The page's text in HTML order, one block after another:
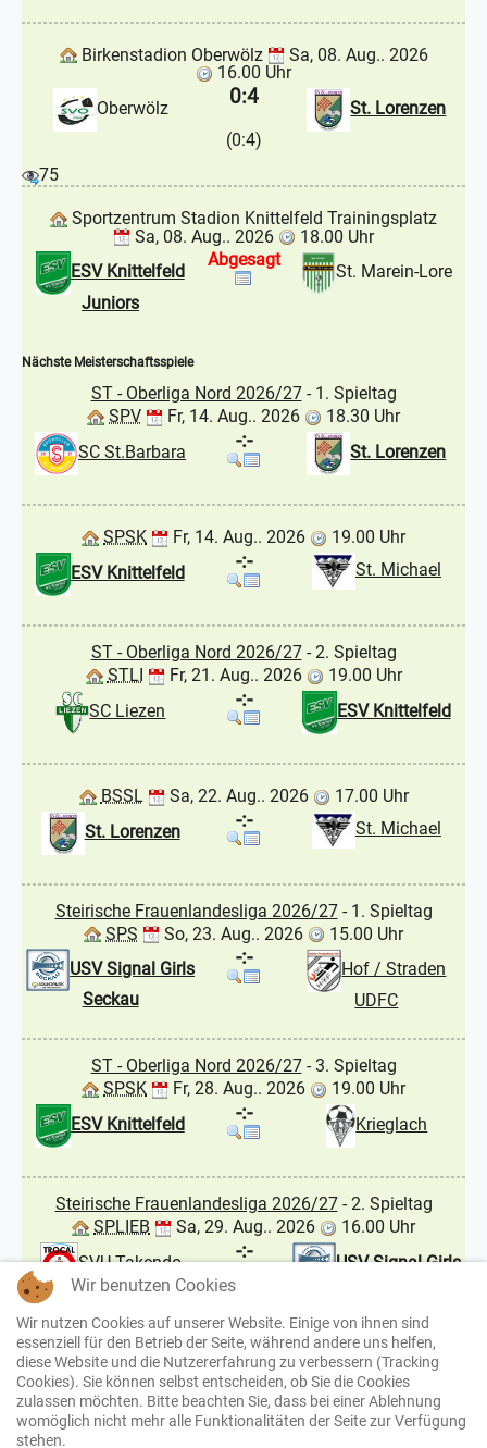
Birkenstadion Oberwölz
Sa, 08. Aug.. 2026
16.00 Uhr
Oberwölz
St. Lorenzen
0:4
(0:4)
75
Sportzentrum Stadion Knittelfeld Trainingsplatz
Sa, 08. Aug.. 2026
18.00 Uhr
ESV Knittelfeld
Juniors
St. Marein-Lore
Abgesagt
Nächste Meisterschaftsspiele
ST - Oberliga Nord 2026/27- 1. Spieltag
SPV
Fr, 14. Aug.. 2026
18.30 Uhr
SC St.Barbara
St. Lorenzen
-:-
SPSK Fr, 14. Aug.. 2026
19.00 Uhr
ESV Knittelfeld
St. Michael
-:-
ST - Oberliga Nord 2026/27- 2. Spieltag
STLI
Fr, 21. Aug.. 2026
19.00 Uhr
SC Liezen
ESV Knittelfeld
-:-
BSSL Sa, 22. Aug.. 2026
17.00 Uhr
St. Lorenzen
St. Michael
-:-
Steirische Frauenlandesliga 2026/27- 1. Spieltag
SPS
So, 23. Aug.. 2026
15.00 Uhr
USV Signal Girls
Seckau
Hof / Straden
UDFC
-:-
ST - Oberliga Nord 2026/27- 3. Spieltag
SPSK
Fr, 28. Aug.. 2026
19.00 Uhr
ESV Knittelfeld
Krieglach
-:-
Steirische Frauenlandesliga 2026/27- 2. Spieltag
SPLIEB
Sa, 29. Aug.. 2026
16.00 Uhr
SVU Takendo
Liebenau
USV Signal Girls
-:-
ST - Gebietsliga Mur 2026/27- 1. Spieltag
JLSL
Sa, 29. Aug.. 2026
17.00 Uhr
St. Peter/K. II
ESV Knittelfeld
-:-
Wir benutzen Cookies
Wir nutzen Cookies auf unserer Website. Einige von ihnen sind
essenziell für den Betrieb der Seite, während andere uns helfen,
diese Website und die Nutzererfahrung zu verbessern (Tracking
Cookies). Sie können selbst entscheiden, ob Sie die Cookies
zulassen möchten. Bitte beachten Sie, dass bei einer Ablehnung
womöglich nicht mehr alle Funktionalitäten der Seite zur Verfügung
stehen.